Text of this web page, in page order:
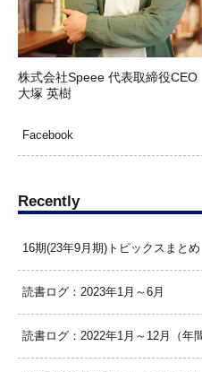
株式会社Speee 代表取締役CEO
大塚 英樹
Facebook
Recently
16期(23年9月期)トピックスまとめ
読書ログ：2023年1月～6月
読書ログ：2022年1月～12月（年間